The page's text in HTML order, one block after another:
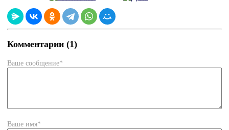
Комментарии (1)
Ваше сообщение*
Ваше имя*